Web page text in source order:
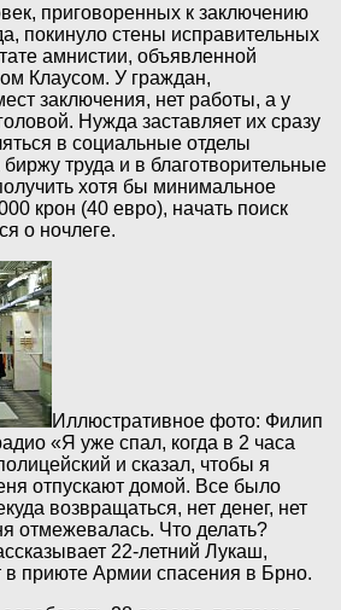
приговоренных к заключению
покинуло стены исправительных
амнистии, объявленной
Клаусом. У граждан,
заключения, нет работы, а у
Нужда заставляет их сразу
в социальные отделы
труда и в благотворительные
хотя бы минимальное
крон (40 евро), начать поиск
о ночлеге.
Иллюстративное фото: Филип
«Я уже спал, когда в 2 часа
и сказал, чтобы я
отпускают домой. Все было
возвращаться, нет денег, нет
отмежевалась. Что делать?
22-летний Лукаш,
в приюте Армии спасения в Брно.